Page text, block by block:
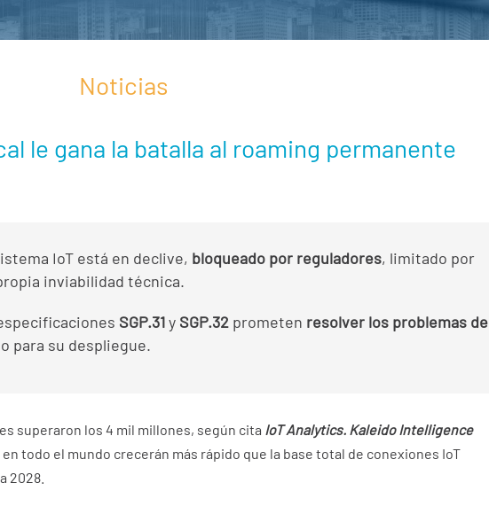
Noticias
le gana la batalla al roaming permanente
IoT está en declive, bloqueado por reguladores, limitado por
inviabilidad técnica.
SGP.31y SGP.32prometen resolver los problemas de
para su despliegue.
superaron los 4 mil millones, según cita IoT Analytics. Kaleido Intelligence
en todo el mundo crecerán más rápido que la base total de conexiones IoT
2028.